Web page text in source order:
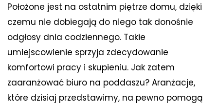
Położone jest na ostatnim piętrze domu, dzięki
czemu nie dobiegają do niego tak donośnie
odgłosy dnia codziennego. Takie
umiejscowienie sprzyja zdecydowanie
komfortowi pracy i skupieniu. Jak zatem
zaaranżować biuro na poddaszu? Aranżacje,
które dzisiaj przedstawimy, na pewno pomogą